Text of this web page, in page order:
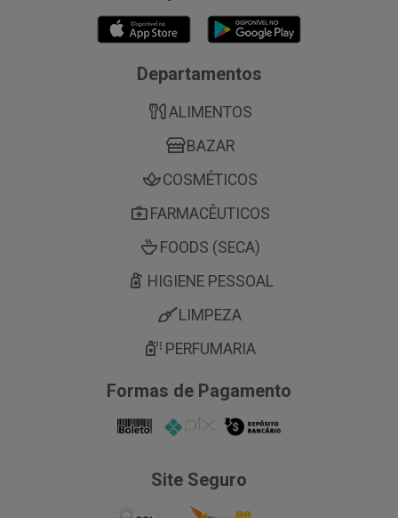
Departamentos
ALIMENTOS
BAZAR
COSMÉTICOS
FARMACÊUTICOS
FOODS (SECA)
HIGIENE PESSOAL
LIMPEZA
PERFUMARIA
Formas de Pagamento
Site Seguro